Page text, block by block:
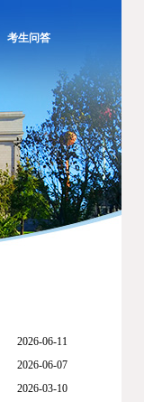
考生问答
2026-06-11
2026-06-07
2026-03-10